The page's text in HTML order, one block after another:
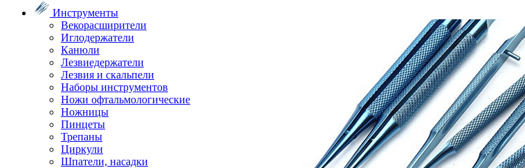
Инструменты
Векорасширители
Иглодержатели
Канюли
Лезвиедержатели
Лезвия и скальпели
Наборы инструментов
Ножи офтальмологические
Ножницы
Пинцеты
Трепаны
Циркули
Шпатели, насадки